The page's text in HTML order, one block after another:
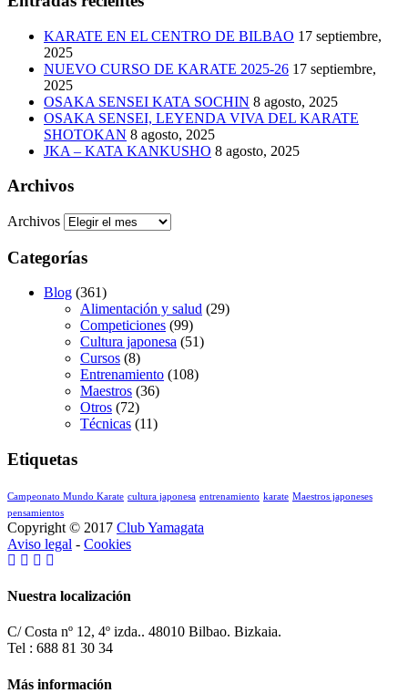
KARATE EN EL CENTRO DE BILBAO 17 septiembre,
2025
NUEVO CURSO DE KARATE 2025-26 17 septiembre,
2025
OSAKA SENSEI KATA SOCHIN 8 agosto, 2025
OSAKA SENSEI, LEYENDA VIVA DEL KARATE
SHOTOKAN 8 agosto, 2025
JKA – KATA KANKUSHO 8 agosto, 2025
Archivos
Archivos
Categorías
Blog (361)
Alimentación y salud (29)
Competiciones (99)
Cultura japonesa (51)
Cursos (8)
Entrenamiento (108)
Maestros (36)
Otros (72)
Técnicas (11)
Etiquetas
Campeonato Mundo Karate cultura japonesa entrenamiento karate Maestros japoneses
pensamientos
Copyright © 2017 Club Yamagata
Aviso legal - Cookies
Nuestra localización
C/ Costa nº 12, 4º izda.. 48010 Bilbao. Bizkaia.
Tel : 688 81 30 34
Más información